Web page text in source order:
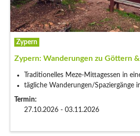
Zypern
Zypern: Wanderungen zu Göttern
Traditionelles Meze-Mittagessen in
tägliche Wanderungen/Spaziergänge
Termin:
27.10.2026 - 03.11.2026